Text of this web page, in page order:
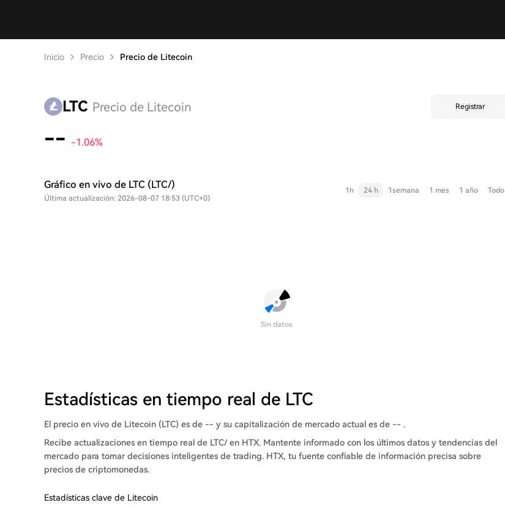
Inicio Precio Precio de Litecoin
LTC Precio de Litecoin Registrar
-- -1.06%
Gráfico en vivo de LTC (LTC/)
Última actualización: 2026-08-07 18:53 (UTC+0)
1h 24 h 1semana 1 mes 1 año Todo
Sin datos
Estadísticas en tiempo real de LTC
El precio en vivo de Litecoin (LTC) es de -- y su capitalización de mercado actual es de -- .
Recibe actualizaciones en tiempo real de LTC/ en HTX. Mantente informado con los últimos datos y tendencias del
mercado para tomar decisiones inteligentes de trading. HTX, tu fuente confiable de información precisa sobre
precios de criptomonedas.
Estadísticas clave de Litecoin